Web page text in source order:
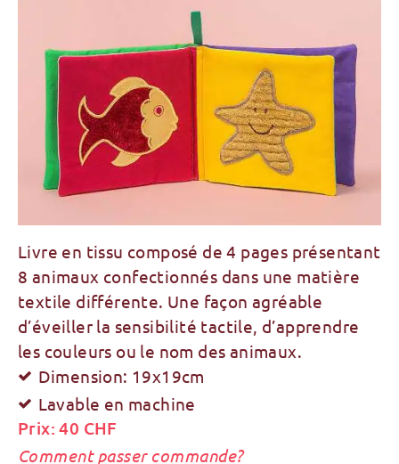
Livre en tissu composé de 4 pages présentant
8 animaux confectionnés dans une matière
textile différente. Une façon agréable
d’éveiller la sensibilité tactile, d’apprendre
les couleurs ou le nom des animaux.
Dimension: 19x19cm
Lavable en machine
Prix: 40 CHF
Comment passer commande?